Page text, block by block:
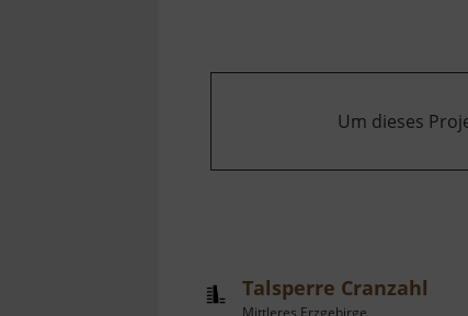
Um dieses
Talsperre Cranzahl
Mittleres Erzgebirge